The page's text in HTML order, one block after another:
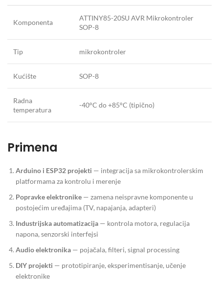
Komponenta
ATTINY85-20SU AVR Mikrokontroler
SOP-8
Tip mikrokontroler
Kućište SOP-8
Radna
temperatura
-40°C do +85°C (tipično)
Primena
Arduino i ESP32 projekti — integracija sa mikrokontrolerskim
platformama za kontrolu i merenje
Popravke elektronike — zamena neispravne komponente u
postojećim uređajima (TV, napajanja, adapteri)
Industrijska automatizacija — kontrola motora, regulacija
napona, senzorski interfejsi
Audio elektronika — pojačala, filteri, signal processing
DIY projekti — prototipiranje, eksperimentisanje, učenje
elektronike